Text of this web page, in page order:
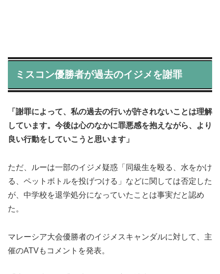
ミスコン優勝者が過去のイジメを謝罪
「謝罪によって、私の過去の行いが許されないことは理解
しています。今後は心のなかに罪悪感を抱えながら、より
良い行動をしていこうと思います」
ただ、ルーは一部のイジメ疑惑「同級生を殴る、水をかけ
る、ペットボトルを投げつける」などに関しては否定した
が、中学校を退学処分になっていたことは事実だと認め
た。
マレーシア大会優勝者のイジメスキャンダルに対して、主
催のATVもコメントを発表。